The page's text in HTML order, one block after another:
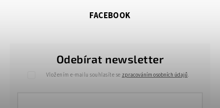
Odebírat newsletter
Vložením e-mailu souhlasíte se zpracováním osobních údajů.
FACEBOOK